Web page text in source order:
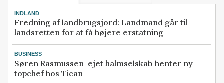
INDLAND
Fredning af landbrugsjord: Landmand går til
landsretten for at få højere erstatning
BUSINESS
Søren Rasmussen-ejet halmselskab henter ny
topchef hos Tican